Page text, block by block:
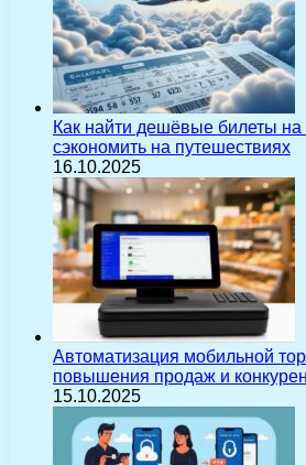
Как найти дешёвые билеты на
сэкономить на путешествиях
16.10.2025
Автоматизация мобильной
повышения продаж и
15.10.2025